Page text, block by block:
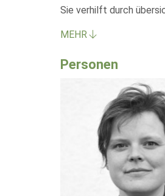
Sie verhilft durch
MEHR
Personen